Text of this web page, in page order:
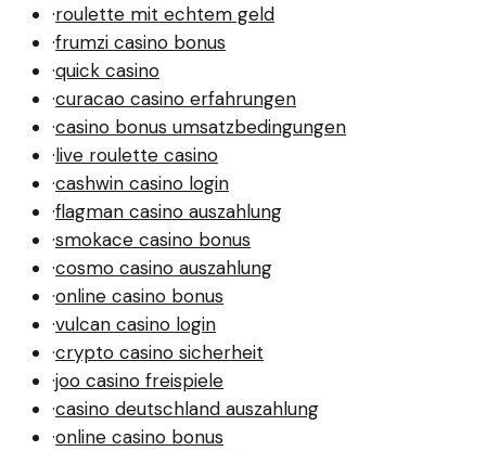
·roulette mit echtem geld
·frumzi casino bonus
·quick casino
·curacao casino erfahrungen
·casino bonus umsatzbedingungen
·live roulette casino
·cashwin casino login
·flagman casino auszahlung
·smokace casino bonus
·cosmo casino auszahlung
·online casino bonus
·vulcan casino login
·crypto casino sicherheit
·joo casino freispiele
·casino deutschland auszahlung
·online casino bonus